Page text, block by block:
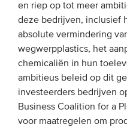
en riep op tot meer
deze bedrijven, inclusief
absolute vermindering
wegwerpplastics, het
chemicaliën in hun
ambitieus beleid op dit
investeerders bedrijven
Business Coalition for a
voor maatregelen om